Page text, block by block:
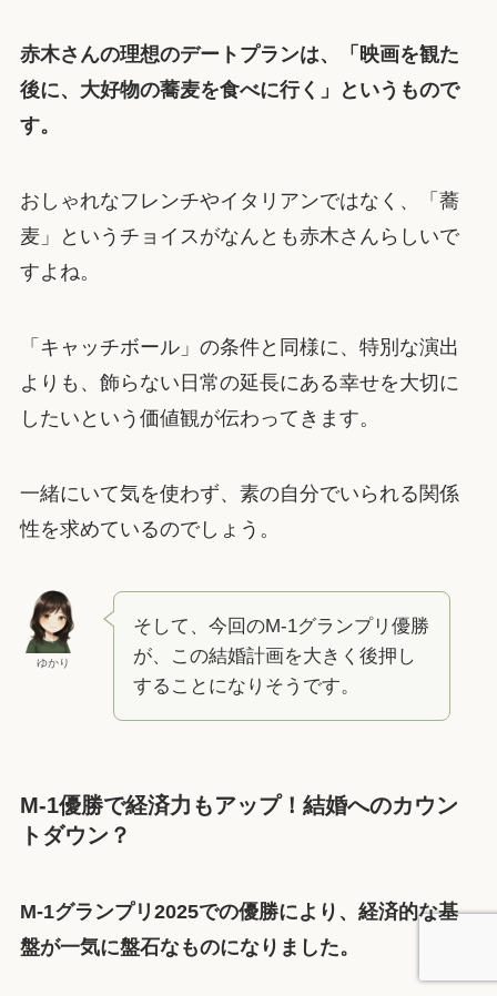
赤木さんの理想のデートプランは、「映画を観た
後に、大好物の蕎麦を食べに行く」というもので
す。
おしゃれなフレンチやイタリアンではなく、「蕎
麦」というチョイスがなんとも赤木さんらしいで
すよね。
「キャッチボール」の条件と同様に、特別な演出
よりも、飾らない日常の延長にある幸せを大切に
したいという価値観が伝わってきます。
一緒にいて気を使わず、素の自分でいられる関係
性を求めているのでしょう。
ゆかり
そして、今回のM-1グランプリ優勝
が、この結婚計画を大きく後押し
することになりそうです。
M-1優勝で経済力もアップ！結婚へのカウン
トダウン？
M-1グランプリ2025での優勝により、経済的な基
盤が一気に盤石なものになりました。